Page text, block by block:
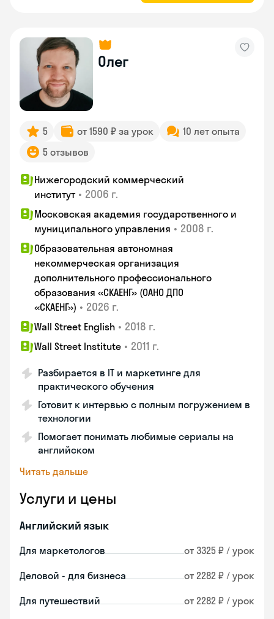
Олег
5 от 1590 ₽ за урок
10 лет опыта
5 отзывов
Нижегородский коммерческий
институт • 2006 г.
Московская академия государственного и
муниципального управления • 2008 г.
Образовательная автономная
некоммерческая организация
дополнительного профессионального
образования «СКАЕНГ» (ОАНО ДПО
«СКАЕНГ») • 2026 г.
Wall Street English • 2018 г.
Wall Street Institute • 2011 г.
Разбирается в IT и маркетинге для
практического обучения
Готовит к интервью с полным погружением в
технологии
Помогает понимать любимые сериалы на
английском
Читать дальше
Услуги и цены
Английский язык
Для маркетологов от 3325 ₽ / урок
Деловой - для бизнеса от 2282 ₽ / урок
Для путешествий от 2282 ₽ / урок